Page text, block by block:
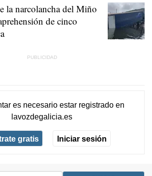
la narcolancha del Miño
de cinco
es necesario estar registradoen
lavozdegalicia.es
gratis Iniciar sesión